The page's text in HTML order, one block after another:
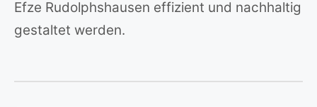
Efze Rudolphshausen effizient und nachhaltig
gestaltet werden.